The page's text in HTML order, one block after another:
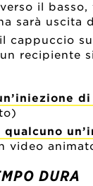
il basso,
sarà uscita
cappuccio
recipiente
qualcuno
video
DURA